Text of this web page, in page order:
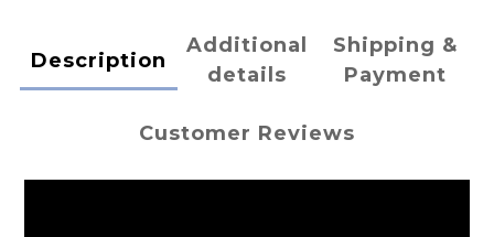
Description
Additional
details
Shipping &
Payment
Customer Reviews